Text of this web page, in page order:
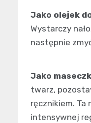
Jako olejek
Wystarczy
następnie
Jako
twarz,
ręcznikiem.
intensywnej